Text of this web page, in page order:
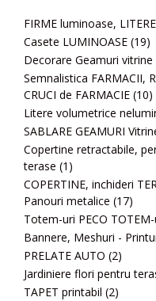
FIRME luminoase,
Casete LUMINOASE (19)
Decorare Geamuri vitrine
Semnalistica FARMACII,
CRUCI de FARMACIE (10)
Litere volumetrice
SABLARE GEAMURI
Copertine retractabile,
terase (1)
COPERTINE, inchideri
Panouri metalice (17)
Totem-uri PECO TOTEM-
Bannere, Meshuri -
PRELATE AUTO (2)
Jardiniere flori pentru
TAPET printabil (2)